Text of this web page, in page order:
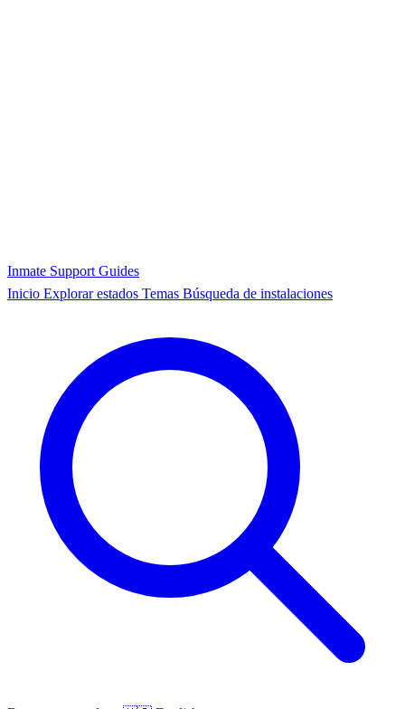
Inmate Support Guides
Inicio Explorar estados Temas Búsqueda de instalaciones